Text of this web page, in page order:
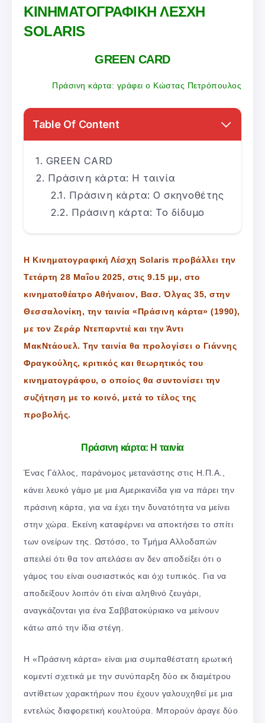
ΚΙΝΗΜΑΤΟΓΡΑΦΙΚΗ ΛΕΣΧΗ
SOLARIS
GREEN CARD
Πράσινη κάρτα: γράφει ο Κώστας Πετρόπουλος
Table Of Content
GREEN CARD
Πράσινη κάρτα: Η ταινία
Πράσινη κάρτα: Ο σκηνοθέτης
Πράσινη κάρτα: Το δίδυμο
Η Κινηματογραφική Λέσχη Solaris προβάλλει την
Τετάρτη 28 Μαΐου 2025, στις 9.15 μμ, στο
κινηματοθέατρο Αθήναιον, Βασ. Όλγας 35, στην
Θεσσαλονίκη, την ταινία «Πράσινη κάρτα» (1990),
με τον Ζεράρ Ντεπαρντιέ και την Άντι
ΜακΝτάουελ. Την ταινία θα προλογίσει ο Γιάννης
Φραγκούλης, κριτικός και θεωρητικός του
κινηματογράφου, ο οποίος θα συντονίσει την
συζήτηση με το κοινό, μετά το τέλος της
προβολής.
Πράσινη κάρτα: Η ταινία
Ένας Γάλλος, παράνομος μετανάστης στις Η.Π.Α.,
κάνει λευκό γάμο με μια Αμερικανίδα για να πάρει την
πράσινη κάρτα, για να έχει την δυνατότητα να μείνει
στην χώρα. Εκείνη καταφέρνει να αποκτήσει το σπίτι
των ονείρων της. Ωστόσο, το Τμήμα Αλλοδαπών
απειλεί ότι θα τον απελάσει αν δεν αποδείξει ότι ο
γάμος του είναι ουσιαστικός και όχι τυπικός. Για να
αποδείξουν λοιπόν ότι είναι αληθινό ζευγάρι,
αναγκάζονται για ένα Σαββατοκύριακο να μείνουν
κάτω από την ίδια στέγη.
Η «Πράσινη κάρτα» είναι μια συμπαθέστατη ερωτική
κομεντί σχετικά με την συνύπαρξη δύο εκ διαμέτρου
αντίθετων χαρακτήρων που έχουν γαλουχηθεί με μια
εντελώς διαφορετική κουλτούρα. Μπορούν άραγε δύο